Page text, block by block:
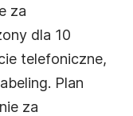
za
dla 10
telefoniczne,
Plan
za